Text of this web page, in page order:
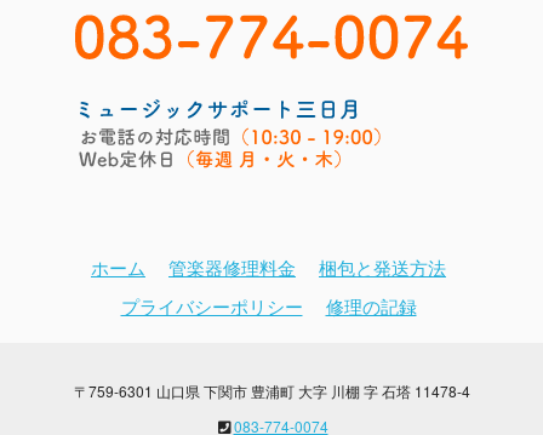
ホーム 管楽器修理料金
梱包と発送方法
プライバシーポリシー
修理の記録
〒759-6301 山口県 下関市 豊浦町 大字 川棚 字 石塔 11478-4
083-774-0074